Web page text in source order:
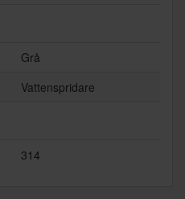
Grå
Vattenspridare
314